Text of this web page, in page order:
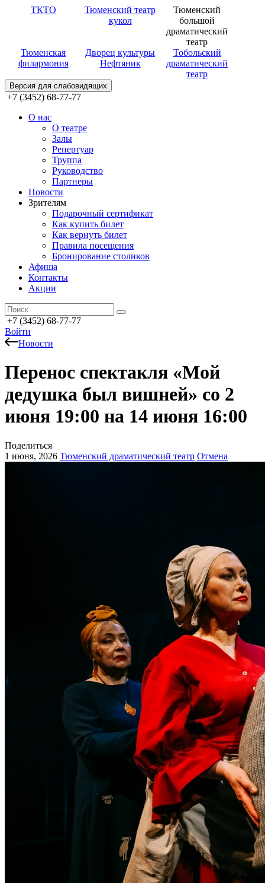
ТКТО
Тюменский театр
кукол
Тюменский
большой
драматический
театр
Тюменская
филармония
Дворец культуры
Нефтяник
Тобольский
драматический
театр
Версия для слабовидящих
+7 (3452) 68-77-77
О нас
О театре
Залы
Репертуар
Труппа
Руководство
Партнеры
Новости
Зрителям
Подарочный сертификат
Как купить билет
Как вернуть билет
Правила посещения
Бронирование столиков
Афиша
Контакты
Акции
+7 (3452) 68-77-77
Войти
Новости
Перенос спектакля «Мой
дедушка был вишней» со 2
июня 19:00 на 14 июня 16:00
Поделиться
1 июня, 2026 Тюменский драматический театр Отмена